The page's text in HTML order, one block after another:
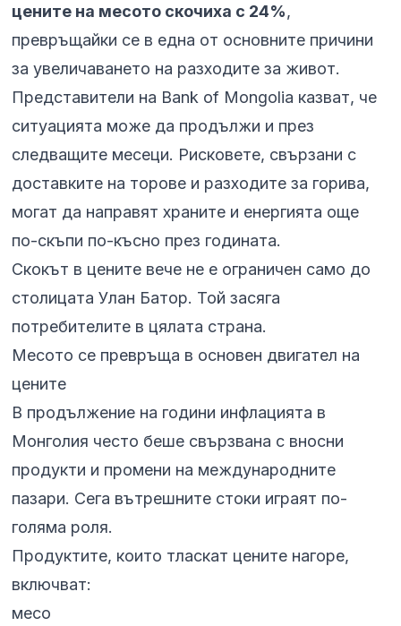
цените на месото скочиха с 24%,
превръщайки се в една от основните причини
за увеличаването на разходите за живот.
Представители на Bank of Mongolia казват, че
ситуацията може да продължи и през
следващите месеци. Рисковете, свързани с
доставките на торове и разходите за горива,
могат да направят храните и енергията още
по-скъпи по-късно през годината.
Скокът в цените вече не е ограничен само до
столицата Улан Батор. Той засяга
потребителите в цялата страна.
Месото се превръща в основен двигател на
цените
В продължение на години инфлацията в
Монголия често беше свързвана с вносни
продукти и промени на международните
пазари. Сега вътрешните стоки играят по-
голяма роля.
Продуктите, които тласкат цените нагоре,
включват:
месо